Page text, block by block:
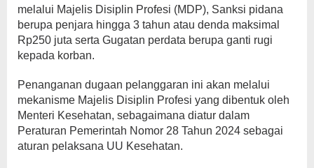
melalui Majelis Disiplin Profesi (MDP), Sanksi pidana
berupa penjara hingga 3 tahun atau denda maksimal
Rp250 juta serta Gugatan perdata berupa ganti rugi
kepada korban.
Penanganan dugaan pelanggaran ini akan melalui
mekanisme Majelis Disiplin Profesi yang dibentuk oleh
Menteri Kesehatan, sebagaimana diatur dalam
Peraturan Pemerintah Nomor 28 Tahun 2024 sebagai
aturan pelaksana UU Kesehatan.